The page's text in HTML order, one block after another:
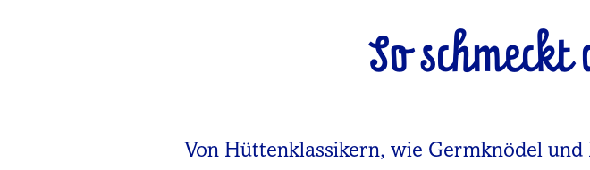
So
Von Hüttenklassikern, wie Germknödel